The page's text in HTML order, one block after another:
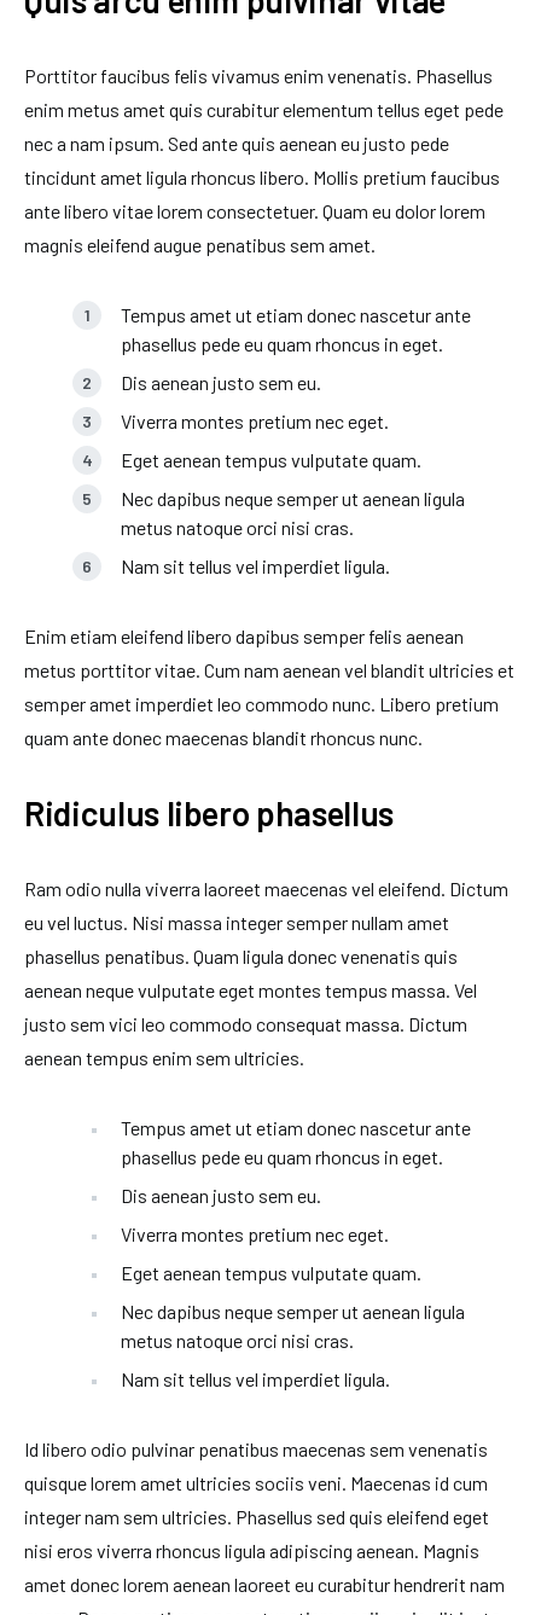
Porttitor faucibus felis vivamus enim venenatis. Phasellus
enim metus amet quis curabitur elementum tellus eget pede
nec a nam ipsum. Sed ante quis aenean eu justo pede
tincidunt amet ligula rhoncus libero. Mollis pretium faucibus
ante libero vitae lorem consectetuer. Quam eu dolor lorem
magnis eleifend augue penatibus sem amet.
Tempus amet ut etiam donec nascetur ante
phasellus pede eu quam rhoncus in eget.
Dis aenean justo sem eu.
Viverra montes pretium nec eget.
Eget aenean tempus vulputate quam.
Nec dapibus neque semper ut aenean ligula
metus natoque orci nisi cras.
Nam sit tellus vel imperdiet ligula.
Enim etiam eleifend libero dapibus semper felis aenean
metus porttitor vitae. Cum nam aenean vel blandit ultricies et
semper amet imperdiet leo commodo nunc. Libero pretium
quam ante donec maecenas blandit rhoncus nunc.
Ridiculus libero phasellus
Ram odio nulla viverra laoreet maecenas vel eleifend. Dictum
eu vel luctus. Nisi massa integer semper nullam amet
phasellus penatibus. Quam ligula donec venenatis quis
aenean neque vulputate eget montes tempus massa. Vel
justo sem vici leo commodo consequat massa. Dictum
aenean tempus enim sem ultricies.
Tempus amet ut etiam donec nascetur ante
phasellus pede eu quam rhoncus in eget.
Dis aenean justo sem eu.
Viverra montes pretium nec eget.
Eget aenean tempus vulputate quam.
Nec dapibus neque semper ut aenean ligula
metus natoque orci nisi cras.
Nam sit tellus vel imperdiet ligula.
Id libero odio pulvinar penatibus maecenas sem venenatis
quisque lorem amet ultricies sociis veni. Maecenas id cum
integer nam sem ultricies. Phasellus sed quis eleifend eget
nisi eros viverra rhoncus ligula adipiscing aenean. Magnis
amet donec lorem aenean laoreet eu curabitur hendrerit nam